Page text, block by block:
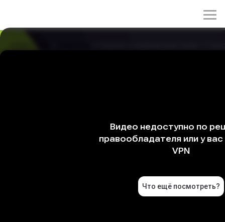
Наступает день большой спортивной игры, в которой
силы в битве на экзоскелетах, имитирующей военное
столкновение на поверхности Луны. Какая команда
Грабастона? Адриан отказывается участвовать, но в
последний момент преподносит сюрприз для